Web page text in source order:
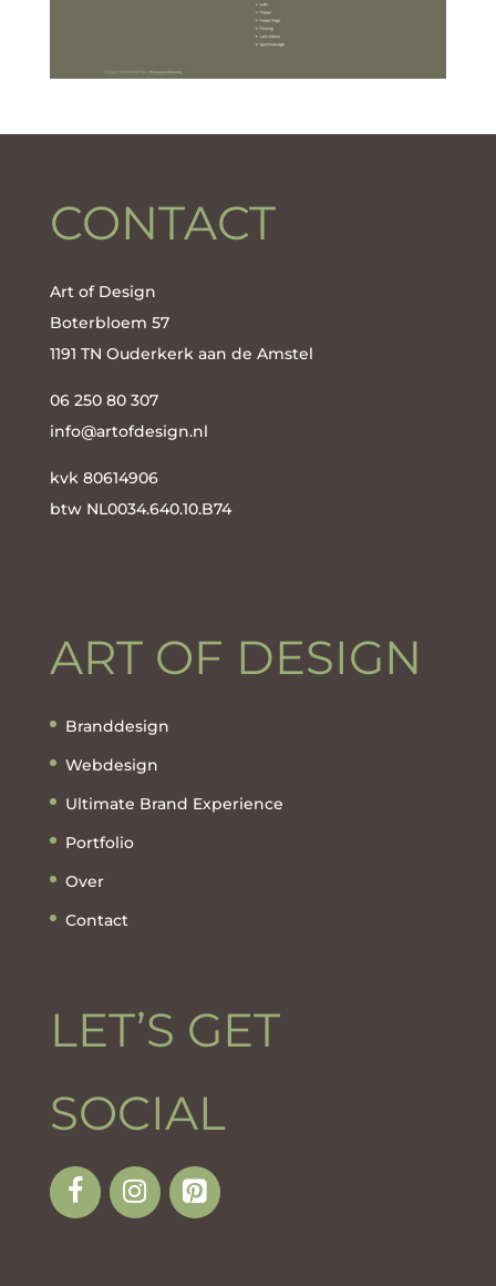
CONTACT
Art of Design
Boterbloem 57
1191 TN Ouderkerk aan de Amstel
06 250 80 307
info@artofdesign.nl
kvk 80614906
btw NL0034.640.10.B74
ART OF DESIGN
Branddesign
Webdesign
Ultimate Brand Experience
Portfolio
Over
Contact
LET’S GET
SOCIAL